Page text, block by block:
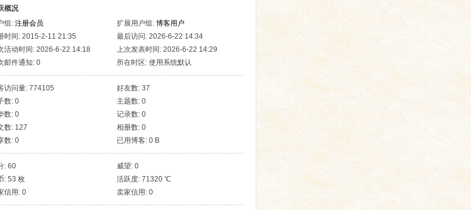
概况
组: 注册会员 扩展用户组: 博客用户
时间: 2015-2-11 21:35
最后访问: 2026-6-22 14:34
活动时间: 2026-6-22 14:18
上次发表时间: 2026-6-22 14:29
邮件通知: 0
所在时区: 使用系统默认
访问量: 774105
好友数: 37
数: 0
主题数: 0
数: 0
记录数: 0
数: 127
相册数: 0
数: 0
已用博客: 0 B
: 60
威望: 0
: 53 枚
活跃度: 71320 ℃
信用: 0
卖家信用: 0